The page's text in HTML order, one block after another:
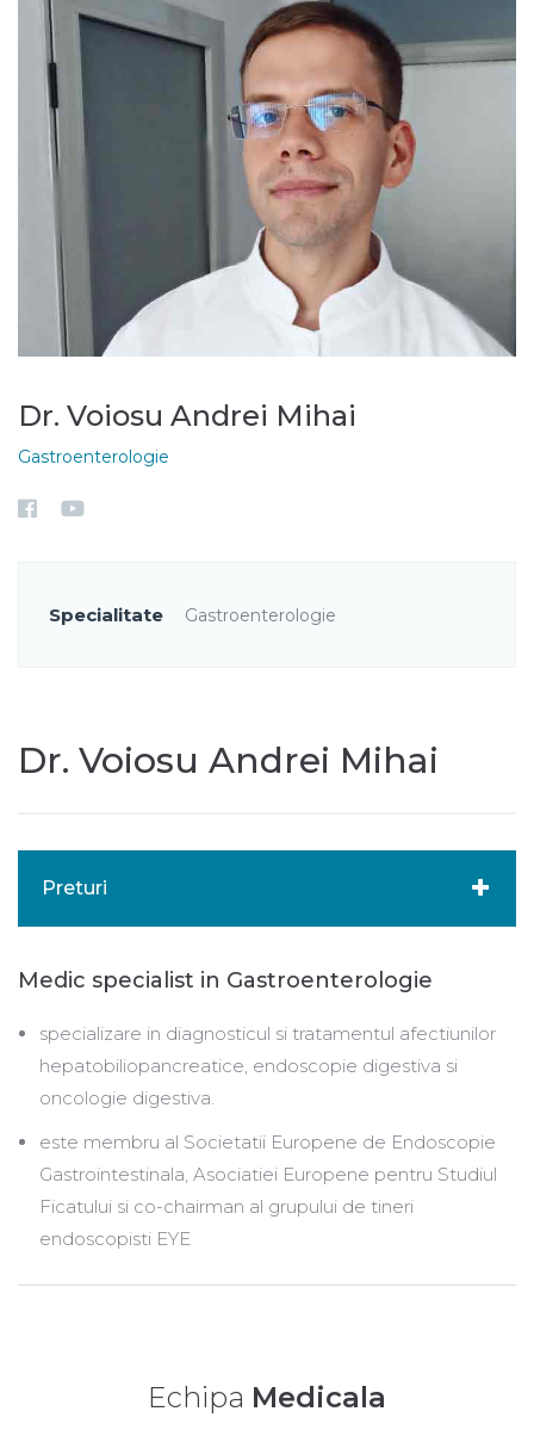
Dr. Voiosu Andrei Mihai
Gastroenterologie
Specialitate Gastroenterologie
Dr. Voiosu Andrei Mihai
Preturi
Medic specialist in Gastroenterologie
specializare in diagnosticul si tratamentul afectiunilor
hepatobiliopancreatice, endoscopie digestiva si
oncologie digestiva.
este membru al Societatii Europene de Endoscopie
Gastrointestinala, Asociatiei Europene pentru Studiul
Ficatului si co-chairman al grupului de tineri
endoscopisti EYE
Echipa Medicala